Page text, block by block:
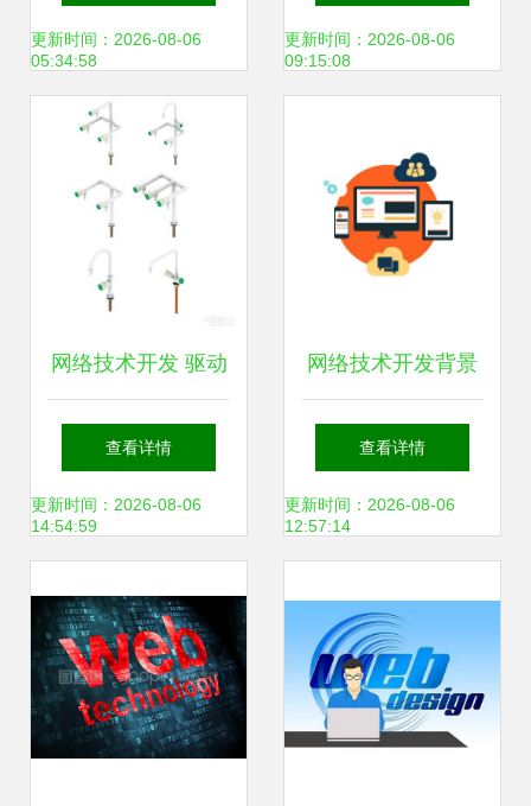
径——以网络技术
开发为例
更新时间：2026-08-06
05:34:58
术开发探索
更新时间：2026-08-06
09:15:08
网络技术开发 驱动
未来的数字引擎
查看详情
更新时间：2026-08-06
14:54:59
网络技术开发背景
下的ERP二次开发
风险与应对对策
查看详情
更新时间：2026-08-06
12:57:14